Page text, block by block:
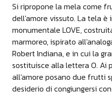
Si ripropone la mela come
dell'amore vissuto. La tela è
monumentale LOVE,
marmoreo, ispirato
Robert Indiana, e in cui la
sostituisce alla lettera O. Ai
all'amore posano due frutti
desiderio di congiungersi